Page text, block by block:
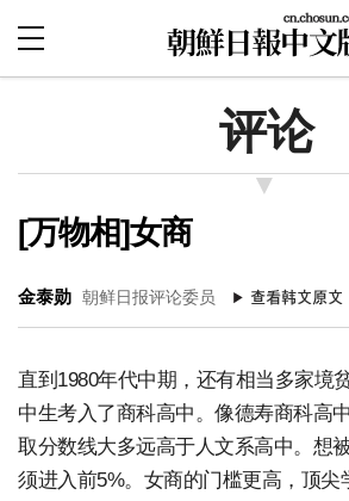
评论
[万物相]女商
金泰勋 朝鲜日报评论委员
直到1980年代中期，还有相当多家境
中生考入了商科高中。像德寿商科高
取分数线大多远高于人文系高中。想
须进入前5%。女商的门槛更高，顶尖